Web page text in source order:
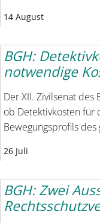
14 August
BGH:
notwendige
Der XII. Zivilsenat
ob Detektivkosten für
Bewegungsprofils
26 Juli
BGH: Zwei